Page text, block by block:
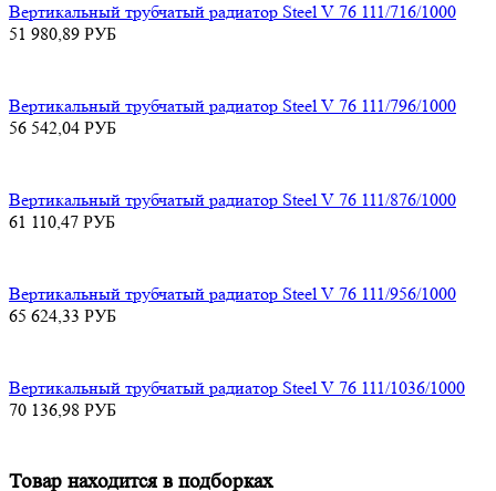
Вертикальный трубчатый радиатор Steel V 76 111/716/1000
51 980,89 РУБ
Вертикальный трубчатый радиатор Steel V 76 111/796/1000
56 542,04 РУБ
Вертикальный трубчатый радиатор Steel V 76 111/876/1000
61 110,47 РУБ
Вертикальный трубчатый радиатор Steel V 76 111/956/1000
65 624,33 РУБ
Вертикальный трубчатый радиатор Steel V 76 111/1036/1000
70 136,98 РУБ
Товар находится в подборках